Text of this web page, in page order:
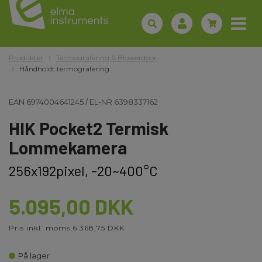
Produkter
Termografering & Blowerdoor
Håndholdt termografering
EAN 6974004641245/EL-NR 6398337162
HIK Pocket2 Termisk
Lommekamera
256x192pixel, -20~400°C
5.095,00 DKK
Pris inkl. moms 6.368,75 DKK
På lager